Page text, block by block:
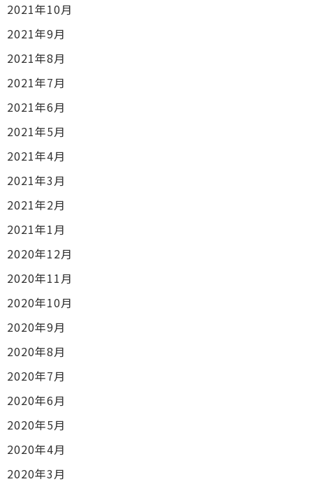
2021年10月
2021年9月
2021年8月
2021年7月
2021年6月
2021年5月
2021年4月
2021年3月
2021年2月
2021年1月
2020年12月
2020年11月
2020年10月
2020年9月
2020年8月
2020年7月
2020年6月
2020年5月
2020年4月
2020年3月